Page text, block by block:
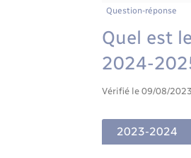
Question-réponse
Quel est
2024-
Vérifié le 09/08/
2023-2024